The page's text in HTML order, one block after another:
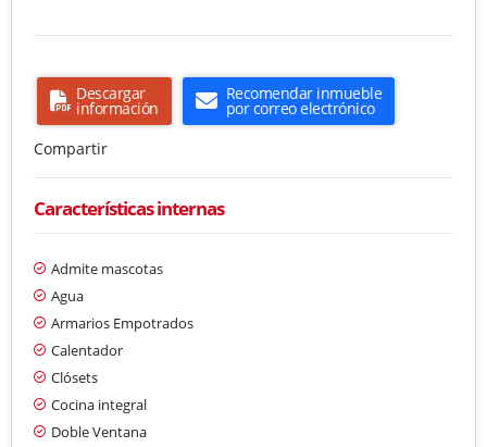
Descargar
información
Recomendar inmueble
por correo electrónico
Compartir
Características internas
Admite mascotas
Agua
Armarios Empotrados
Calentador
Clósets
Cocina integral
Doble Ventana